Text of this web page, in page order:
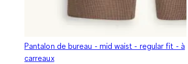
Pantalon de bureau - mid waist - regular fit - à
carreaux